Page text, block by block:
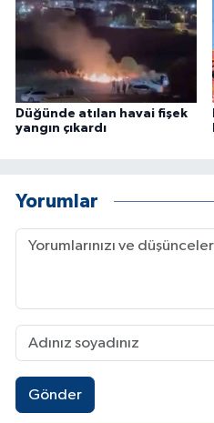
Düğünde atılan havai fişek
yangın çıkardı
Yorumlar
Gönder